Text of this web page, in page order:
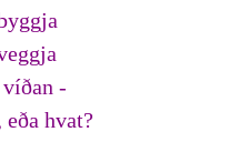
-
hvat?